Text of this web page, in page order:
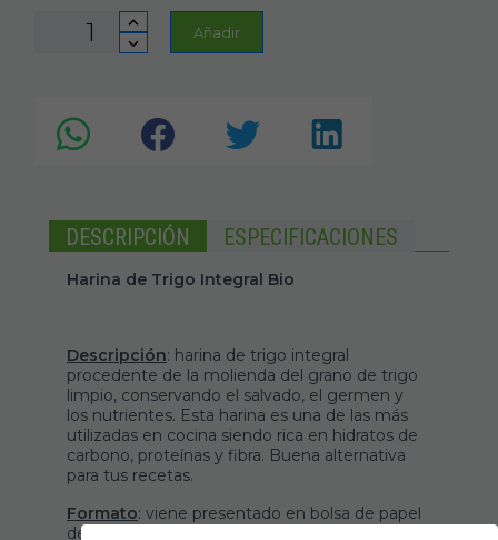
Añadir
DESCRIPCIÓN ESPECIFICACIONES
Harina de Trigo Integral Bio
Descripción: harina de trigo integral
procedente de la molienda del grano de trigo
limpio, conservando el salvado, el germen y
los nutrientes. Esta harina es una de las más
utilizadas en cocina siendo rica en hidratos de
carbono, proteínas y fibra. Buena alternativa
para tus recetas.
Formato: viene presentado en bolsa de papel
de 5 kg.